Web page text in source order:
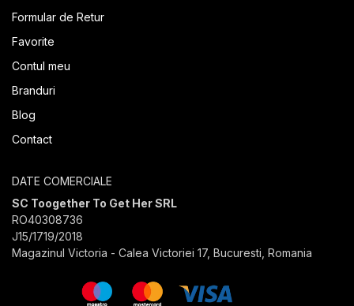
Formular de Retur
Favorite
Contul meu
Branduri
Blog
Contact
DATE COMERCIALE
SC Toogether To Get Her SRL
RO40308736
J15/1719/2018
Magazinul Victoria - Calea Victoriei 17, Bucuresti, Romania